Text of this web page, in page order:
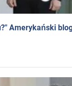
Amerykański